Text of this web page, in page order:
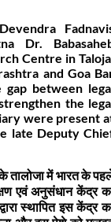
Dr.
Centre in
and Goa
between
the
were present
late Deputy
तालोजा में भारत के
एवं अनुसंधान केंद्र
स्थापित इस केंद्र